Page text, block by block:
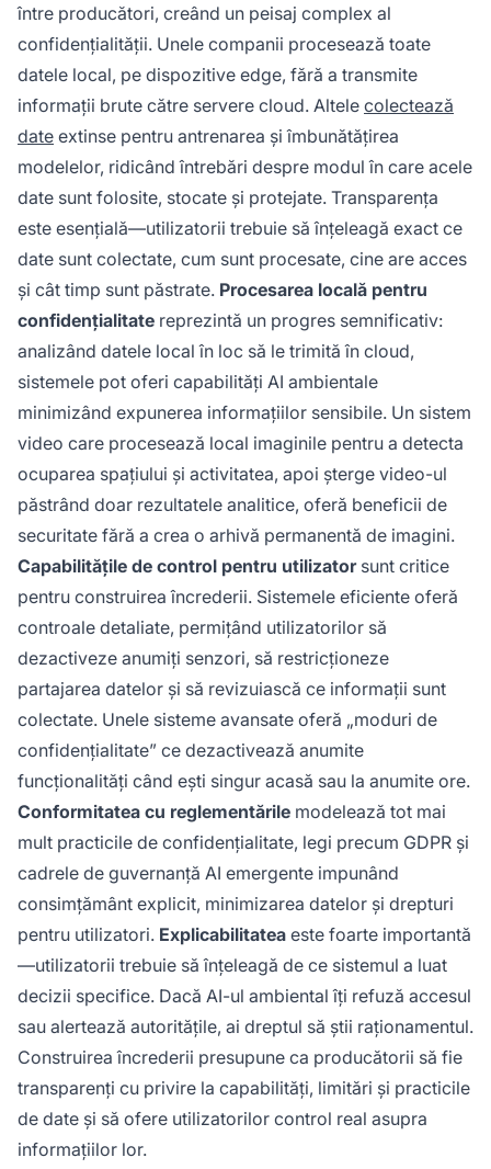
între producători, creând un peisaj complex al
confidențialității. Unele companii procesează toate
datele local, pe dispozitive edge, fără a transmite
informații brute către servere cloud. Altele colectează
date extinse pentru antrenarea și îmbunătățirea
modelelor, ridicând întrebări despre modul în care acele
date sunt folosite, stocate și protejate. Transparența
este esențială—utilizatorii trebuie să înțeleagă exact ce
date sunt colectate, cum sunt procesate, cine are acces
și cât timp sunt păstrate. Procesarea locală pentru
confidențialitate reprezintă un progres semnificativ:
analizând datele local în loc să le trimită în cloud,
sistemele pot oferi capabilități AI ambientale
minimizând expunerea informațiilor sensibile. Un sistem
video care procesează local imaginile pentru a detecta
ocuparea spațiului și activitatea, apoi șterge video-ul
păstrând doar rezultatele analitice, oferă beneficii de
securitate fără a crea o arhivă permanentă de imagini.
Capabilitățile de control pentru utilizatorsunt critice
pentru construirea încrederii. Sistemele eficiente oferă
controale detaliate, permițând utilizatorilor să
dezactiveze anumiți senzori, să restricționeze
partajarea datelor și să revizuiască ce informații sunt
colectate. Unele sisteme avansate oferă „moduri de
confidențialitate” ce dezactivează anumite
funcționalități când ești singur acasă sau la anumite ore.
Conformitatea cu reglementările modelează tot mai
mult practicile de confidențialitate, legi precum GDPR și
cadrele de guvernanță AI emergente impunând
consimțământ explicit, minimizarea datelor și drepturi
pentru utilizatori. Explicabilitatea este foarte importantă
—utilizatorii trebuie să înțeleagă de ce sistemul a luat
decizii specifice. Dacă AI-ul ambiental îți refuză accesul
sau alertează autoritățile, ai dreptul să știi raționamentul.
Construirea încrederii presupune ca producătorii să fie
transparenți cu privire la capabilități, limitări și practicile
de date și să ofere utilizatorilor control real asupra
informațiilor lor.